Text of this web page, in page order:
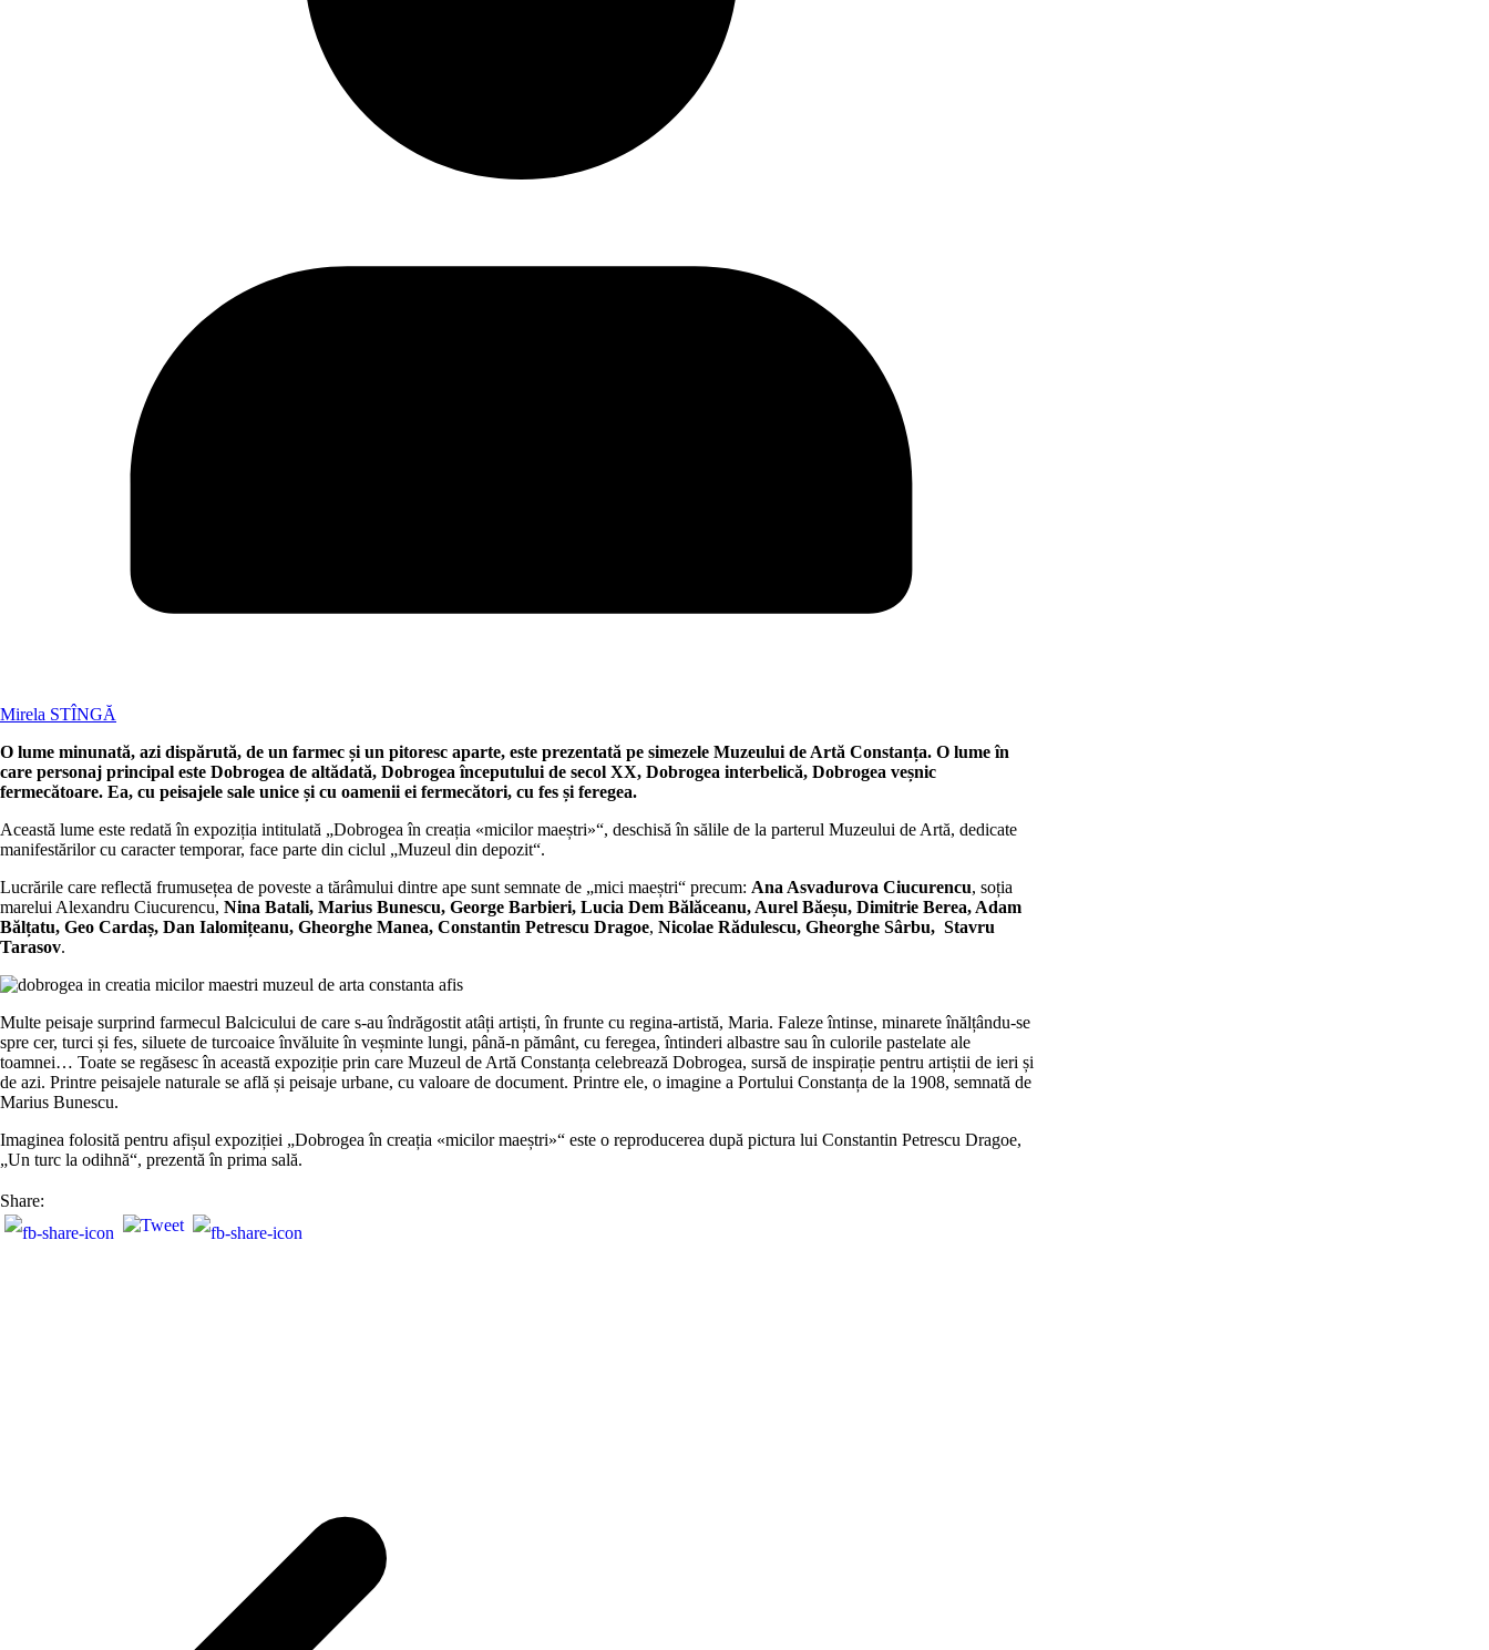
Mirela STÎNGĂ
O lume minunată, azi dispărută, de un farmec și un pitoresc aparte, este prezentată pe simezele Muzeului de Artă Constanța. O lume în
care personaj principal este Dobrogea de altădată, Dobrogea începutului de secol XX, Dobrogea interbelică, Dobrogea veșnic
fermecătoare. Ea, cu peisajele sale unice și cu oamenii ei fermecători, cu fes și feregea.
Această lume este redată în expoziția intitulată „Dobrogea în creația «micilor maeștri»“, deschisă în sălile de la parterul Muzeului de Artă, dedicate
manifestărilor cu caracter temporar, face parte din ciclul „Muzeul din depozit“.
Lucrările care reflectă frumusețea de poveste a tărâmului dintre ape sunt semnate de „mici maeștri“ precum: Ana Asvadurova Ciucurencu, soția
marelui Alexandru Ciucurencu, Nina Batali, Marius Bunescu, George Barbieri, Lucia Dem Bălăceanu, Aurel Băeșu, Dimitrie Berea, Adam
Bălțatu, Geo Cardaș, Dan Ialomițeanu, Gheorghe Manea, Constantin Petrescu Dragoe, Nicolae Rădulescu, Gheorghe Sârbu, Stavru
Tarasov.
Multe peisaje surprind farmecul Balcicului de care s-au îndrăgostit atâți artiști, în frunte cu regina-artistă, Maria. Faleze întinse, minarete înălțându-se
spre cer, turci și fes, siluete de turcoaice învăluite în veșminte lungi, până-n pământ, cu feregea, întinderi albastre sau în culorile pastelate ale
toamnei… Toate se regăsesc în această expoziție prin care Muzeul de Artă Constanța celebrează Dobrogea, sursă de inspirație pentru artiștii de ieri și
de azi. Printre peisajele naturale se află și peisaje urbane, cu valoare de document. Printre ele, o imagine a Portului Constanța de la 1908, semnată de
Marius Bunescu.
Imaginea folosită pentru afișul expoziției „Dobrogea în creația «micilor maeștri»“ este o reproducerea după pictura lui Constantin Petrescu Dragoe,
„Un turc la odihnă“, prezentă în prima sală.
Share: